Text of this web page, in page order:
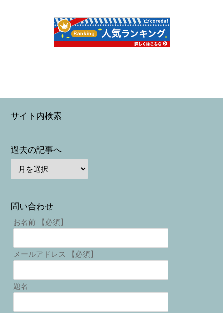
サイト内検索
過去の記事へ
問い合わせ
お名前 【必須】
メールアドレス 【必須】
題名